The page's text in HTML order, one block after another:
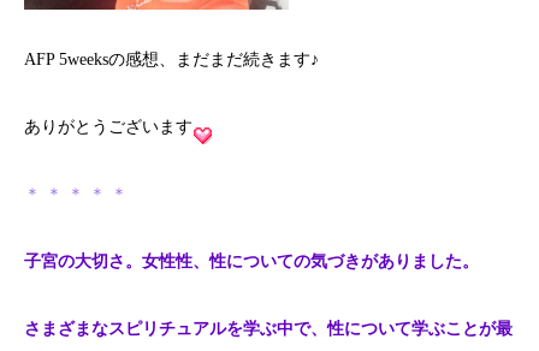
AFP 5weeksの感想、まだまだ続きます♪
ありがとうございます
＊ ＊ ＊ ＊ ＊
子宮の大切さ。女性性、性についての気づきがありました。
さまざまなスピリチュアルを学ぶ中で、性について学ぶことが最